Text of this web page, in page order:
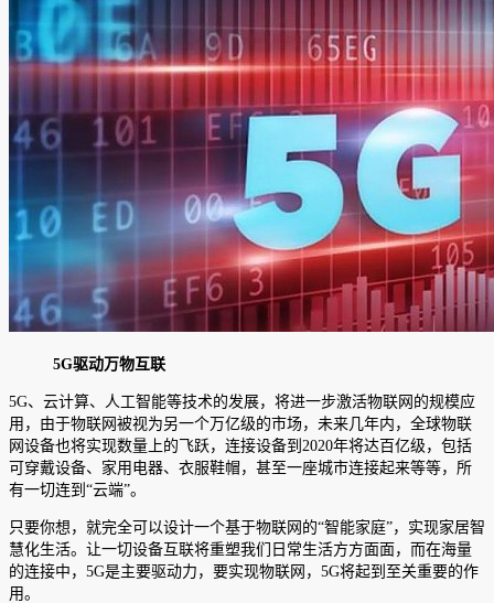
5G驱动万物互联
5G、云计算、人工智能等技术的发展，将进一步激活物联网的规模应
用，由于物联网被视为另一个万亿级的市场，未来几年内，全球物联
网设备也将实现数量上的飞跃，连接设备到2020年将达百亿级，包括
可穿戴设备、家用电器、衣服鞋帽，甚至一座城市连接起来等等，所
有一切连到“云端”。
只要你想，就完全可以设计一个基于物联网的“智能家庭”，实现家居智
慧化生活。让一切设备互联将重塑我们日常生活方方面面，而在海量
的连接中，5G是主要驱动力，要实现物联网，5G将起到至关重要的作
用。